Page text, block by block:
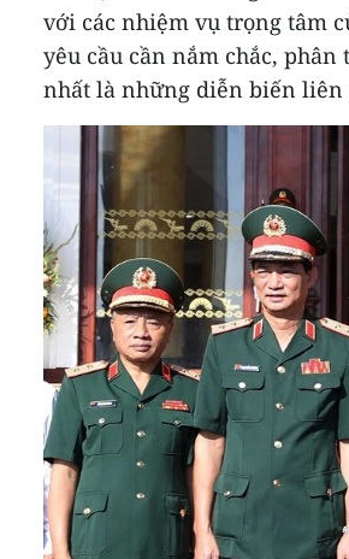
với các nhiệm vụ trọng tâm
yêu cầu cần nắm chắc,
nhất là những diễn biến liên